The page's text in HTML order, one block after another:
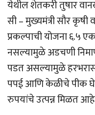
येथील शेतकरी तुषार
सी – मुख्यमंत्री सौर कृषी
प्रकल्पाची योजना ६.५
नसल्यामुळे अडचणी
पडत असल्यामुळे
पपई आणि केळीचे पीक
रुपयांचे उत्पन्न मिळत